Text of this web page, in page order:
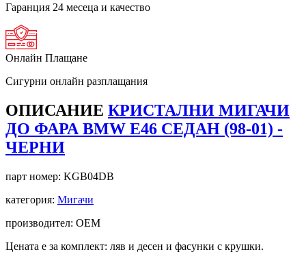
Гаранция 24 месеца и качество
Онлайн Плащане
Сигурни онлайн разплащания
ОПИСАНИЕ КРИСТАЛНИ МИГАЧИ
ДО ФАРА BMW E46 СЕДАН (98-01) -
ЧЕРНИ
парт номер: KGB04DB
категория: Мигачи
производител: OEM
Цената е за комплект: ляв и десен и фасунки с крушки.